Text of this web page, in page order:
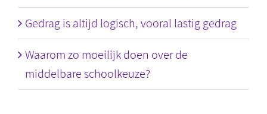
Gedrag is altijd logisch, vooral lastig gedrag
Waarom zo moeilijk doen over de
middelbare schoolkeuze?